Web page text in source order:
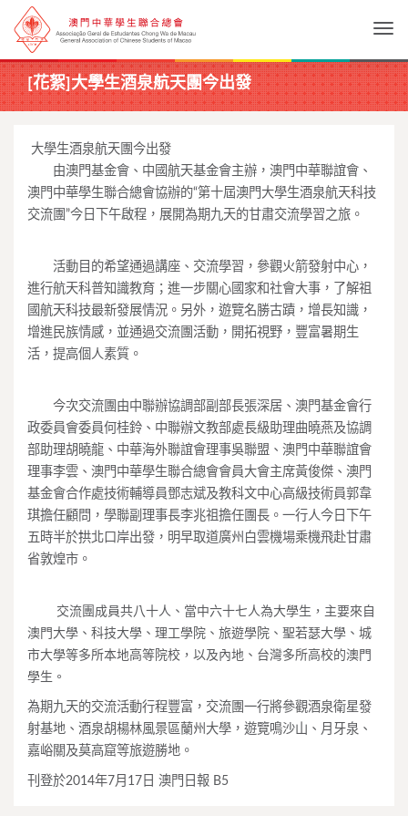
[花絮]大學生酒泉航天團今出發
大學生酒泉航天團今出發
由澳門基金會、中國航天基金會主辦， 澳門中華聯誼會、
澳門中華學生聯合總會協辦的“第十屆澳門大學生酒泉航天科技
交流團”今日下午啟程， 展開為期九天的甘肅交流學習之旅。
活動目的希望通過講座、交流學習，參觀火箭發射中心，
進行航天科普知識教育；進一步關心國家和社會大事，
了解祖
國航天科技最新發展情況。另外，遊覽名勝古蹟，增長知識，
增進民族情感，並通過交流團活動，開拓視野，豐富暑期生
活， 提高個人素質。
今次交流團由中聯辦協調部副部長張深居、 澳門基金會行
政委員會委員何桂鈴、 中聯辦文教部處長級助理曲曉燕及協調
部助理胡曉龍、 中華海外聯誼會理事吳聯盟、澳門中華聯誼會
理事李雲、 澳門中華學生聯合總會會員大會主席黃俊傑、 澳門
基金會合作處技術輔導員鄧志斌及教科文中心高級技術員郭韋
琪擔任顧問，學聯副理事長李兆祖擔任團長。 一行人今日下午
五時半於拱北口岸出發， 明早取道廣州白雲機場乘機飛赴甘肅
省敦煌市。
交流團成員共八十人、當中六十七人為大學生，主要來自
澳門大學、 科技大學、理工學院、旅遊學院、聖若瑟大學、 城
市大學等多所本地高等院校，以及內地、 台灣多所高校的澳門
學生。
為期九天的交流活動行程豐富， 交流團一行將參觀酒泉衛星發
射基地、酒泉胡楊林風景區蘭州大學， 遊覽鳴沙山、月牙泉、
嘉峪關及莫高窟等旅遊勝地。
刊登於2014年7月17日 澳門日報 B5